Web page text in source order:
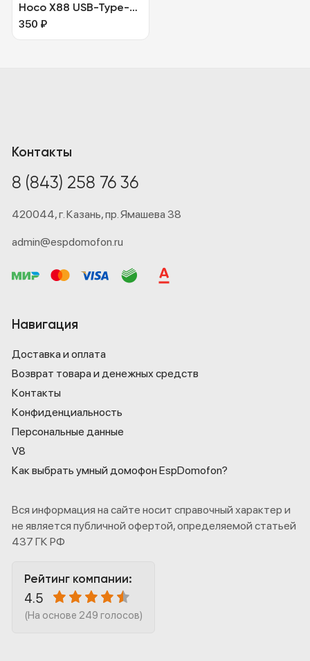
Hoco X88 USB-Type-C
3.0
350 ₽
Контакты
8 (843) 258 76 36
420044,г. Казань,пр. Ямашева 38
admin@espdomofon.ru
Навигация
Доставка и оплата
Возврат товара и денежных средств
Контакты
Конфиденциаль­ность
Персональные данные
V8
Как выбрать умный домофон EspDomofon?
Вся информация на сайте носит справочный характер и
не является публичной офертой, определяемой статьей
437 ГК РФ
Рейтинг компании:
4.5
(На основе 249 голосов)